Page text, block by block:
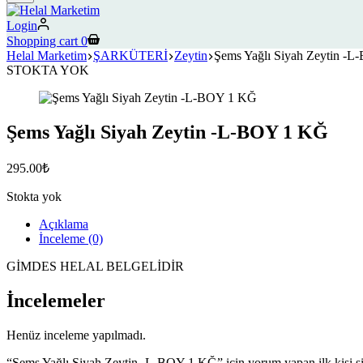
Login
Shopping cart 0
Helal Marketim ŞARKÜTERİ Zeytin Şems Yağlı Siyah Zeytin -
STOKTA YOK
Şems Yağlı Siyah Zeytin -L-BOY 1 KĞ
295.00₺
Stokta yok
Açıklama
İnceleme (0)
GİMDES HELAL BELGELİDİR
İncelemeler
Henüz inceleme yapılmadı.